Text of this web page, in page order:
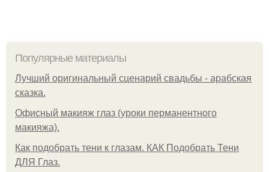
Популярные материалы
Лучший оригинальный сценарий свадьбы - арабская
сказка.
Офисный макияж глаз (уроки перманентного
макияжа).
Как подобрать тени к глазам. КАК Подобрать Тени
ДЛЯ Глаз.